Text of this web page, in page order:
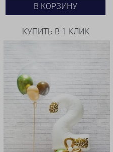
В КОРЗИНУ
КУПИТЬ В 1 КЛИК